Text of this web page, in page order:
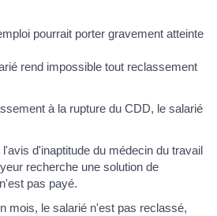
pourrait porter gravement atteinte
rend impossible tout reclassement
à la rupture du CDD, le salarié
d'inaptitude du médecin du travail
recherche une solution de
pas payé.
mois, le salarié n'est pas reclassé,